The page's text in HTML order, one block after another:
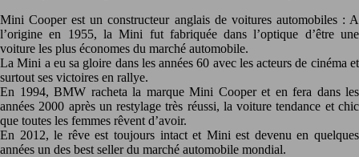
Mini Cooper est un constructeur anglais de voitures automobiles : A
l’origine en 1955, la Mini fut fabriquée dans l’optique d’être une
voiture les plus économes du marché automobile.
La Mini a eu sa gloire dans les années 60 avec les acteurs de cinéma et
surtout ses victoires en rallye.
En 1994, BMW racheta la marque Mini Cooper et en fera dans les
années 2000 après un restylage très réussi, la voiture tendance et chic
que toutes les femmes rêvent d’avoir.
En 2012, le rêve est toujours intact et Mini est devenu en quelques
années un des best seller du marché automobile mondial.